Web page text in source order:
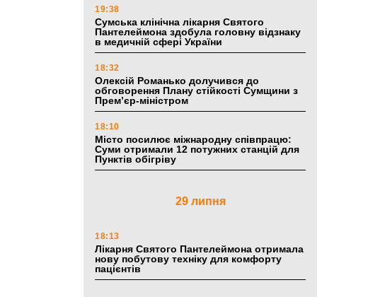
19:38
Сумська клінічна лікарня Святого
Пантелеймона здобула головну відзнаку
в медичній сфері України
18:32
Олексій Романько долучився до
обговорення Плану стійкості Сумщини з
Прем’єр-міністром
18:10
Місто посилює міжнародну співпрацю:
Суми отримали 12 потужних станцій для
Пунктів обігріву
29 липня
18:13
Лікарня Святого Пантелеймона отримала
нову побутову техніку для комфорту
пацієнтів